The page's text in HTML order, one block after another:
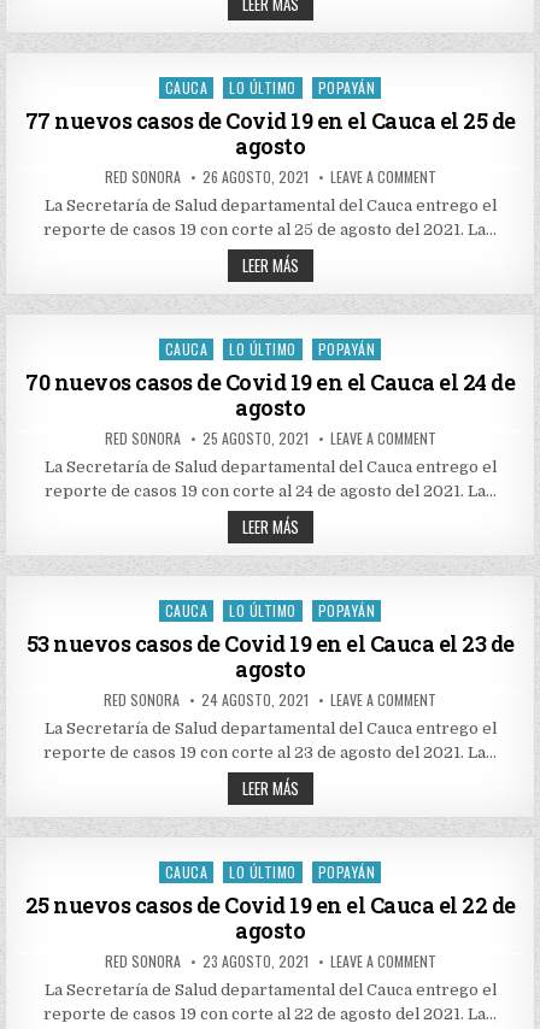
EL
EL
NUEVOS
CASOS
DE
19
EN
EL
CAUCA
EL
26
DE
AGOSTO
Posted
CAUCA LO ÚLTIMO POPAYÁN
77 nuevos casos de Covid 19 en el Cauca el 25 de
agosto
AUTHOR:
RED SONORA PUBLISHED
DATE:
26 AGOSTO, 2021 LEAVE A COMMENTON
NUEVOS
CASOS
DE
EL
EL
La Secretaría de Salud departamental del Cauca entrego el
reporte de casos 19 con corte al 25 de agosto del 2021. La…
LEER MÁS77
NUEVOS
CASOS
DE
19
EN
EL
CAUCA
EL
25
DE
AGOSTO
Posted
CAUCA LO ÚLTIMO POPAYÁN
70 nuevos casos de Covid 19 en el Cauca el 24 de
agosto
AUTHOR:
RED SONORA PUBLISHED
DATE:
25 AGOSTO, 2021 LEAVE A COMMENTON
NUEVOS
CASOS
DE
EL
EL
La Secretaría de Salud departamental del Cauca entrego el
reporte de casos 19 con corte al 24 de agosto del 2021. La…
LEER MÁS70
NUEVOS
CASOS
DE
19
EN
EL
CAUCA
EL
24
DE
AGOSTO
Posted
CAUCA LO ÚLTIMO POPAYÁN
53 nuevos casos de Covid 19 en el Cauca el 23 de
agosto
AUTHOR:
RED SONORA PUBLISHED
DATE:
24 AGOSTO, 2021 LEAVE A COMMENT
NUEVOS
CASOS
DE
EL
EL
La Secretaría de Salud departamental del Cauca entrego el
reporte de casos 19 con corte al 23 de agosto del 2021. La…
LEER MÁS53
NUEVOS
CASOS
DE
19
EN
EL
CAUCA
EL
23
DE
AGOSTO
Posted
CAUCA LO ÚLTIMO POPAYÁN
25 nuevos casos de Covid 19 en el Cauca el 22 de
agosto
AUTHOR:
RED SONORA PUBLISHED
DATE:
23 AGOSTO, 2021 LEAVE A COMMENTON
NUEVOS
CASOS
DE
La Secretaría de Salud departamental del Cauca entrego el
reporte de casos 19 con corte al 22 de agosto del 2021. La…